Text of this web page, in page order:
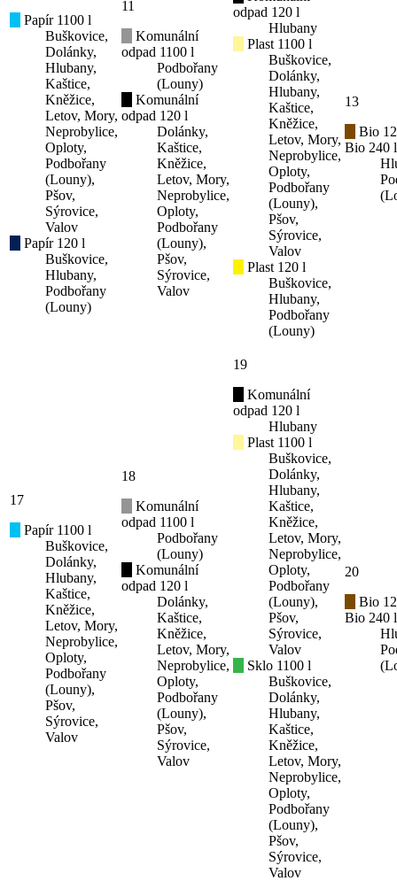
Papír 1100 l
Buškovice,
Dolánky,
Hlubany,
Kaštice,
Kněžice,
Letov, Mory,
Neprobylice,
Oploty,
Podbořany
(Louny),
Pšov,
Sýrovice,
Valov
Papír 120 l
Buškovice,
Hlubany,
Podbořany
(Louny)
11
Komunální
odpad 1100 l
Podbořany
(Louny)
Komunální
odpad 120 l
Dolánky,
Kaštice,
Kněžice,
Letov, Mory,
Neprobylice,
Oploty,
Podbořany
(Louny),
Pšov,
Sýrovice,
Valov
odpad 120 l
Hlubany
Plast 1100 l
Buškovice,
Dolánky,
Hlubany,
Kaštice,
Kněžice,
Letov, Mory,
Neprobylice,
Oploty,
Podbořany
(Louny),
Pšov,
Sýrovice,
Valov
Plast 120 l
Buškovice,
Hlubany,
Podbořany
(Louny)
13
Bio
Bio 240 l
17
Papír 1100 l
Buškovice,
Dolánky,
Hlubany,
Kaštice,
Kněžice,
Letov, Mory,
Neprobylice,
Oploty,
Podbořany
(Louny),
Pšov,
Sýrovice,
Valov
18
Komunální
odpad 1100 l
Podbořany
(Louny)
Komunální
odpad 120 l
Dolánky,
Kaštice,
Kněžice,
Letov, Mory,
Neprobylice,
Oploty,
Podbořany
(Louny),
Pšov,
Sýrovice,
Valov
19
Komunální
odpad 120 l
Hlubany
Plast 1100 l
Buškovice,
Dolánky,
Hlubany,
Kaštice,
Kněžice,
Letov, Mory,
Neprobylice,
Oploty,
Podbořany
(Louny),
Pšov,
Sýrovice,
Valov
Sklo 1100 l
Buškovice,
Dolánky,
Hlubany,
Kaštice,
Kněžice,
Letov, Mory,
Neprobylice,
Oploty,
Podbořany
(Louny),
Pšov,
Sýrovice,
Valov
20
Bio
Bio 240 l